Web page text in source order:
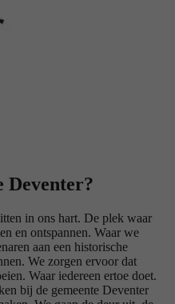
Deventer?
in ons hart. De plek waar
en ontspannen. Waar we
aan een historische
We zorgen ervoor dat
Waar iedereen ertoe doet.
bij de gemeente Deventer